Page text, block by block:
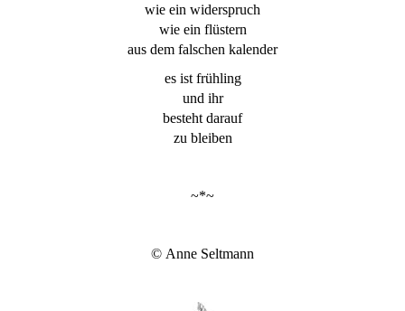
wie ein widerspruch
wie ein flüstern
aus dem falschen kalender
es ist frühling
und ihr
besteht darauf
zu bleiben
~*~
© Anne Seltmann